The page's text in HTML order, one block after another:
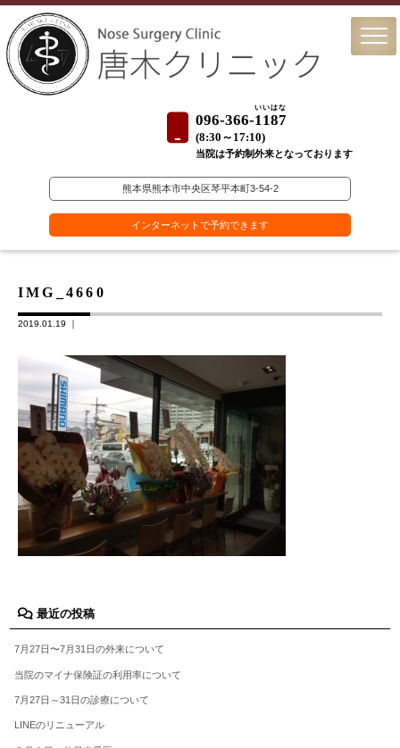
096-366-1187
いいはな
(8:30～17:10)
当院は予約制外来となっております
熊本県熊本市中央区琴平本町3-54-2
インターネットで予約できます
IMG_4660
2019.01.19 ｜
最近の投稿
7月27日〜7月31日の外来について
当院のマイナ保険証の利用率について
7月27日～31日の診療について
LINEのリニューアル